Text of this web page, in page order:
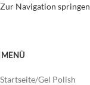
Zur Navigation springen
MENÜ
Startseite/Gel Polish